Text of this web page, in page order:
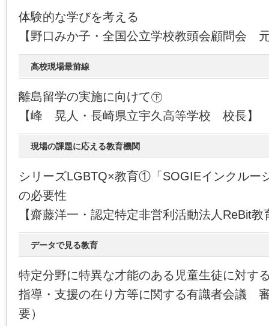
体験的な学びを考える
【野口みか子・全国公立学校教頭会顧問会
高校現場最前線
離島留学の実施に向けて㊦
【峰 晃人・長崎県立宇久高等学校 校長】
現場の課題に応える教育機関
シリーズLGBTQ×教育①「SOGIEインクルー
の必要性
【齋藤洋一・認定特定非営利活動法人ReBit教
データで見る教育
特定分野に特異な才能のある児童生徒に対す
指導・支援の在り方等に関する有識者会議
要）